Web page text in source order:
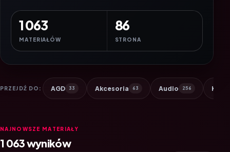
1 063
MATERIAŁÓW
86
STRONA
PRZEJDŹ DO: AGD 33 Akcesoria 63 Audio 256
NAJNOWSZE MATERIAŁY
1 063 wyników